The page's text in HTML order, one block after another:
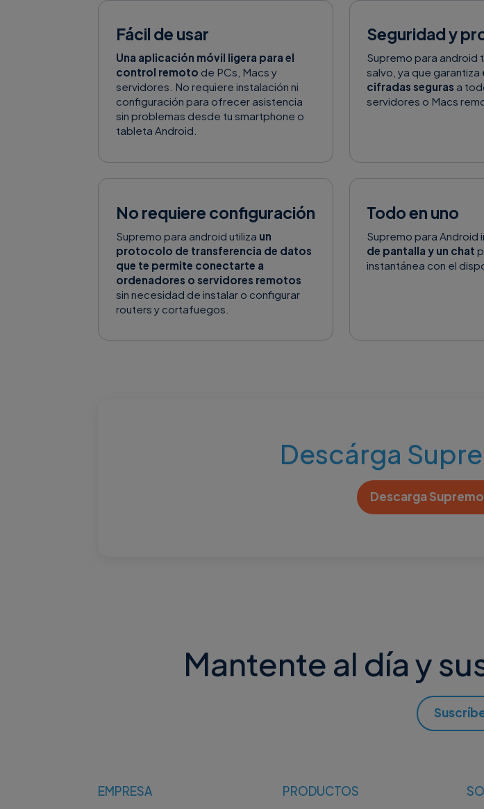
Fácil de usar
Una aplicación móvil ligera para el
control remoto de PCs, Macs y
servidores. No requiere instalación ni
configuración para ofrecer asistencia
sin problemas desde tu smartphone o
tableta Android.
Seguridad y
Supremo para android
salvo, ya que garantiza
cifradas seguras a
servidores o Macs
No requiere configuración
Supremo para android utiliza un
protocolo de transferencia de datos
que te permite conectarte a
ordenadores o servidores remotos
sin necesidad de instalar o configurar
routers y cortafuegos.
Todo en uno
Supremo para Android
de pantalla y un chat
instantánea con el
Descárga
Descarga
Mantente al día y
EMPRESA PRODUCTOS